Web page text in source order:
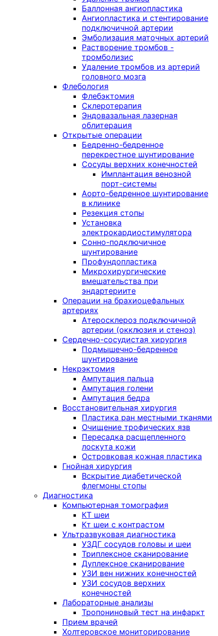
Баллонная ангиопластика
Ангиопластика и стентирование
подключичной артерии
Эмболизация маточных артерий
Растворение тромбов -
тромболизис
Удаление тромбов из артерий
головного мозга
Флебология
Флебэктомия
Склеротерапия
Эндовазальная лазерная
облитерация
Открытые операции
Бедренно-бедренное
перекрестное шунтирование
Сосуды верхних конечностей
Имплантация венозной
порт-системы
Аорто-бедренное шунтирование
в клинике
Резекция стопы
Установка
электрокардиостимулятора
Сонно-подключичное
шунтирование
Профундопластика
Микрохирургические
вмешательства при
эндартериите
Операции на брахиоцефальных
артериях
Атеросклероз подключичной
артерии (окклюзия и стеноз)
Сердечно-сосудистая хирургия
Подмышечно-бедренное
шунтирование
Некрэктомия
Ампутация пальца
Ампутация голени
Ампутация бедра
Восстановительная хирургия
Пластика ран местными тканями
Очищение трофических язв
Пересадка расщепленного
лоскута кожи
Островковая кожная пластика
Гнойная хирургия
Вскрытие диабетической
флегмоны стопы
Диагностика
Компьютерная томография
КТ шеи
Кт шеи с контрастом
Ультразвуковая диагностика
УЗДГ сосудов головы и шеи
Триплексное сканирование
Дуплексное сканирование
УЗИ вен нижних конечностей
УЗИ сосудов верхних
конечностей
Лабораторные анализы
Тропониновый тест на инфаркт
Прием врачей
Холтеровское мониторирование